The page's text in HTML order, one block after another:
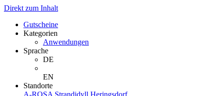
Direkt zum Inhalt
Gutscheine
Kategorien
Anwendungen
Sprache
DE
EN
Standorte
A-ROSA Strandidyll Heringsdorf